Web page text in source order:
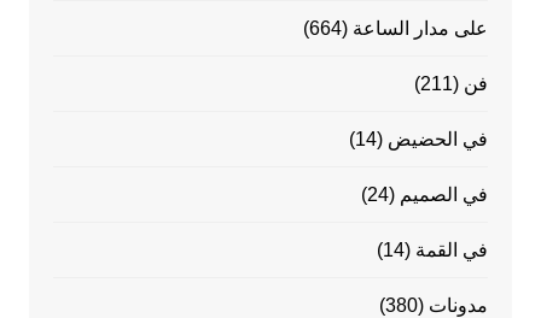
على مدار الساعة (664)
فن (211)
في الحضيض (14)
في الصميم (24)
في القمة (14)
مدونات (380)